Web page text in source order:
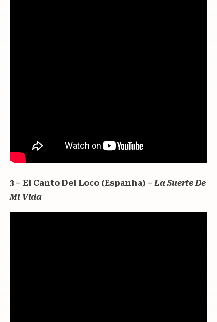
3 – El Canto Del Loco (Espanha) – La Suerte De
Mi Vida